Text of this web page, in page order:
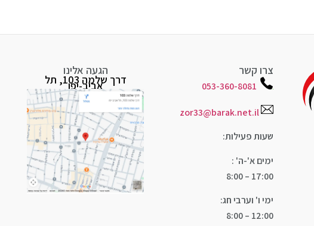
צרו קשר
053-360-8081
zor33@barak.net.il
שעות פעילות:
ימים א'-ה' :
17:00 – 8:00
ימי ו' וערבי חג:
12:00 – 8:00
הגעה אלינו
דרך שלמה 103, תל אביב-יפו